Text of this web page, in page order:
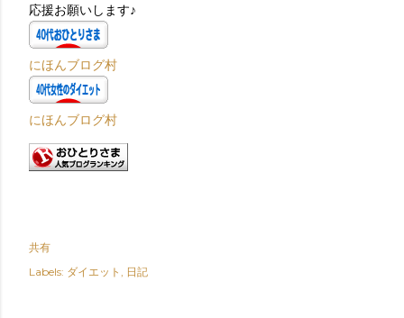
応援お願いします♪
にほんブログ村
にほんブログ村
共有
Labels: ダイエット 日記